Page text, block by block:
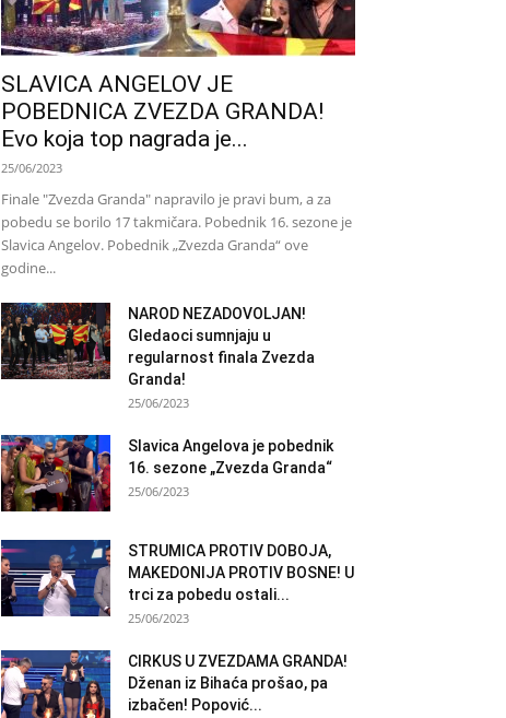
SLAVICA ANGELOV JE
POBEDNICA ZVEZDA GRANDA!
Evo koja top nagrada je...
25/06/2023
Finale "Zvezda Granda" napravilo je pravi bum, a za
pobedu se borilo 17 takmičara. Pobednik 16. sezone je
Slavica Angelov. Pobednik „Zvezda Granda“ ove
godine...
NAROD NEZADOVOLJAN!
Gledaoci sumnjaju u
regularnost finala Zvezda
Granda!
25/06/2023
Slavica Angelova je pobednik
16. sezone „Zvezda Granda“
25/06/2023
STRUMICA PROTIV DOBOJA,
MAKEDONIJA PROTIV BOSNE! U
trci za pobedu ostali...
25/06/2023
CIRKUS U ZVEZDAMA GRANDA!
Dženan iz Bihaća prošao, pa
izbačen! Popović...